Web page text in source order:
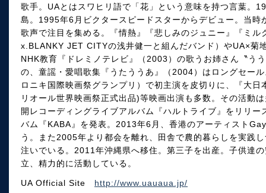
歌手。UAとはスワヒリ語で「花」という意味を持つ言葉。
島。1995年6月ビクタースピードスターからデビュー。当
歌声で注目を集める。『情熱』『悲しみのジュニー』『ミ
x.BLANKY JET CITYの浅井健一と組んだバンド）やUA×菊
NHK教育『ドレミノテレビ』（2003）の歌うお姉さん〝う
の、童謡・愛唱歌集『うたううあ』（2004）はロングセー
ロニキ国際映画祭グランプリ）で初主演を皮切りに、『大
リオール世界映画祭正式出品)等映画出演も多数。その活動
開レコーディングライブアルバム『ハルトライブ』をリリ
バム『KABA』を発表。2013年6月、香港のアーティスト
う。また2005年より都会を離れ、田舎で農的暮らしを実践
注いでいる。2011年沖縄県へ移住。第三子を出産。子供達
立、精力的に活動している。
UA Official Site http://www.uauaua.jp/